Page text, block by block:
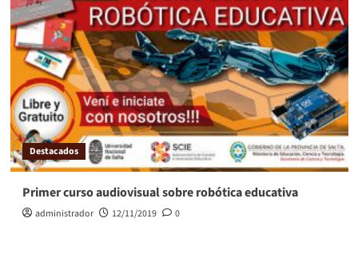
Destacados
Primer curso audiovisual sobre robótica educativa
administrador 12/11/2019 0